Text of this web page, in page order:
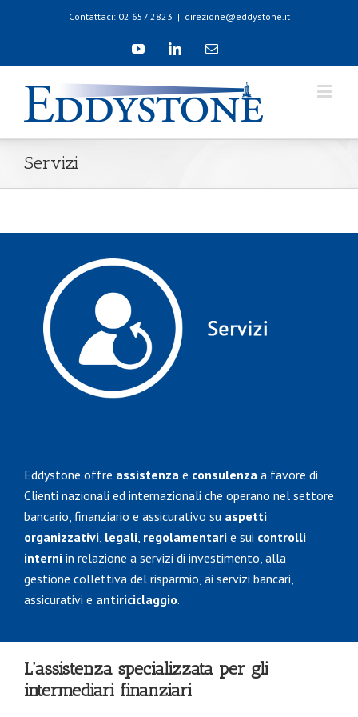
Contattaci: 02 657 2823 | direzione@eddystone.it
Servizi
Eddystone offre assistenza e consulenza a favore di
Clienti nazionali ed internazionali che operano nel settore
bancario, finanziario e assicurativo su aspetti
organizzativi, legali, regolamentari e sui controlli
interni in relazione a servizi di investimento, alla
gestione collettiva del risparmio, ai servizi bancari,
assicurativi e antiriciclaggio.
L’assistenza specializzata per gli
intermediari finanziari